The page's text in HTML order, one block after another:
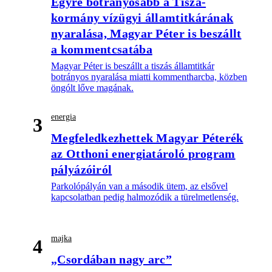
kormány vízügyi államtitkárának
nyaralása, Magyar Péter is beszállt
a kommentcsatába
Magyar Péter is beszállt a tiszás államtitkár
botrányos nyaralása miatti kommentharcba, közben
öngólt lőve magának.
3 energia
Megfeledkezhettek Magyar Péterék
az Otthoni energiatároló program
pályázóiról
Parkolópályán van a második ütem, az elsővel
kapcsolatban pedig halmozódik a türelmetlenség.
4 majka
„Csordában nagy arc”